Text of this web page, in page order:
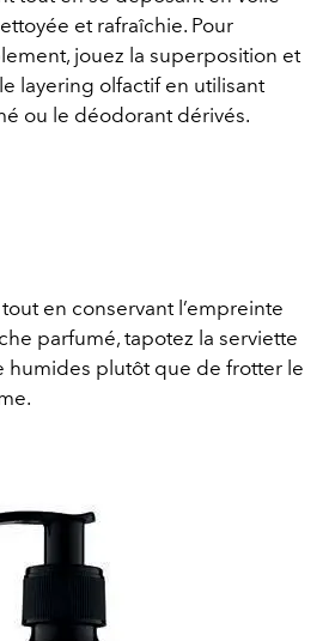
et rafraîchie. Pour
jouez la superposition et
layering olfactif en utilisant
ou le déodorant dérivés.
en conservant l’empreinte
parfumé, tapotez la serviette
humides plutôt que de frotter le